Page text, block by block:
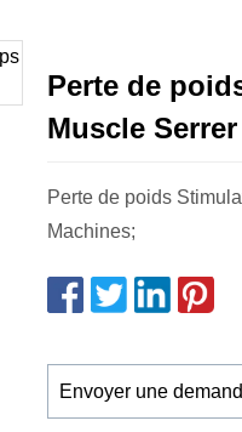
Perte de
Muscle
Perte de poids
Machines;
Envoyer une